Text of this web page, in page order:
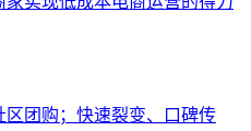
区团购；快速裂变、口碑传